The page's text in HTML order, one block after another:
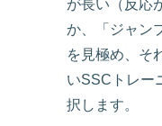
が長い（反応
か、「ジャン
を見極め、そ
いSSCトレー
択します。